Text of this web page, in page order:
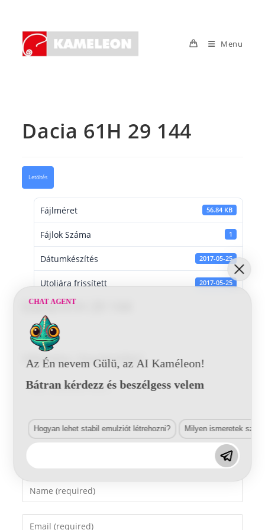
content
Menu
Dacia 61H 29 144
Letöltés
Fájlméret 56.84 KB
Fájlok Száma 1
Dátumkészítés 2017-05-25
Utoljára frissített 2017-05-25
Dacia 61H 29 144
Vélemény, hozzászólás?
Comment
Enter
your
name
Enter
CHAT AGENT
Az Én nevem Gülü, az AI Kaméleon!
Bátran kérdezz és beszélgess velem
Hogyan lehet stabil emulziót létrehozni? Milyen ismeretek